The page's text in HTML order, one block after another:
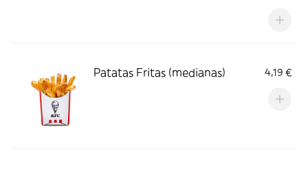
Patatas Fritas (medianas) 4,19 €